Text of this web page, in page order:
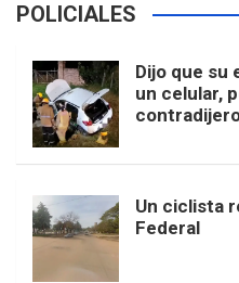
POLICIALES
Dijo que su
un celular,
Un ciclista
Federal